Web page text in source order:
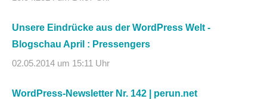
Unsere Eindrücke aus der WordPress Welt -
Blogschau April : Pressengers
02.05.2014 um 15:11 Uhr
WordPress-Newsletter Nr. 142 | perun.net